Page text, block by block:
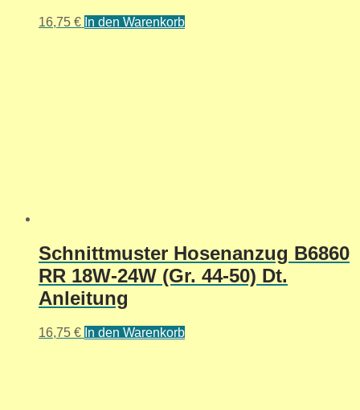
16,75 € In den Warenkorb
Schnittmuster Hosenanzug B6860
RR 18W-24W (Gr. 44-50) Dt.
Anleitung
16,75 € In den Warenkorb